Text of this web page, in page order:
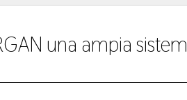
una ampia